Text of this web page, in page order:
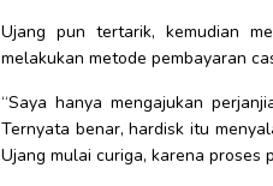
Ujang pun tertarik, kemudian
melakukan metode pembayaran
“Saya hanya mengajukan
Ternyata benar, hardisk itu
Ujang mulai curiga, karena